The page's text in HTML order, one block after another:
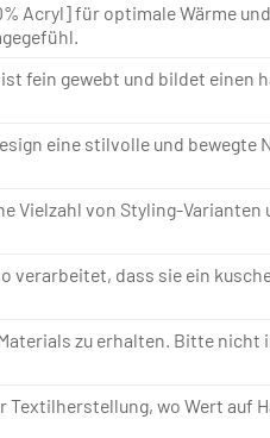
Acryl] für optimale Wärme
fein gewebt und bildet einen
eine stilvolle und bewegte
Vielzahl von Styling-
verarbeitet, dass sie ein
zu erhalten. Bitte
wo Wert auf